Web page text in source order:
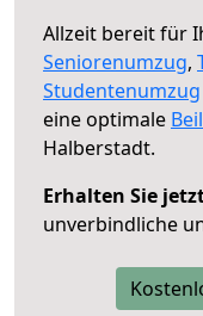
Allzeit bereit für
Seniorenumzug,
Studentenumzug
eine optimale
Halberstadt.
Erhalten Sie
unverbindliche